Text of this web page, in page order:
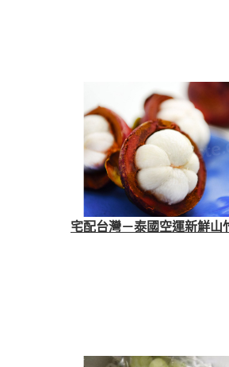
宅配台灣－泰國空運新鮮山